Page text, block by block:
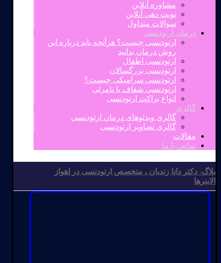
مشاوره آنلاین
نوبت دهی آنلاین
سوالات متداول
درمان ارتودنسی
ارتودنسی چیست؟ هرآنچه باید درباره این
روش درمان بدانید
ارتودنسی اطفال
ارتودنسی بزرگسالان
ارتودنسی سرامیکی چیست؟
ارتودنسی شفاف یا نامرئی
انواع براکت ارتودنسی
گالری
گالری ویدئوهای درمان ارتودنسی
گالری تصاویر ارتودنسی
مقالات
تماس با ما
بلاگ- دکتر دانا زندیان ، متخصص ارتودنسی در اهواز
الاینرها